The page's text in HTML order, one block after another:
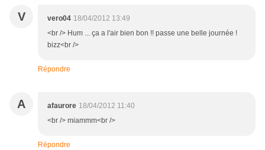
V vero04 18/04/2012 13:49
<br /> Hum ... ça a l'air bien bon !! passe une belle journée !
bizz<br />
Répondre
A afaurore 18/04/2012 11:40
<br /> miammm<br />
Répondre